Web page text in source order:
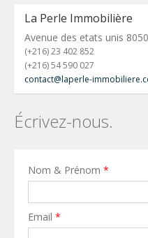
La Perle Immobilière
Avenue des etats unis
(+216) 23 402 852
(+216) 54 590 027
contact@laperle-
Écrivez-nous.
Nom & Prénom *
Email *